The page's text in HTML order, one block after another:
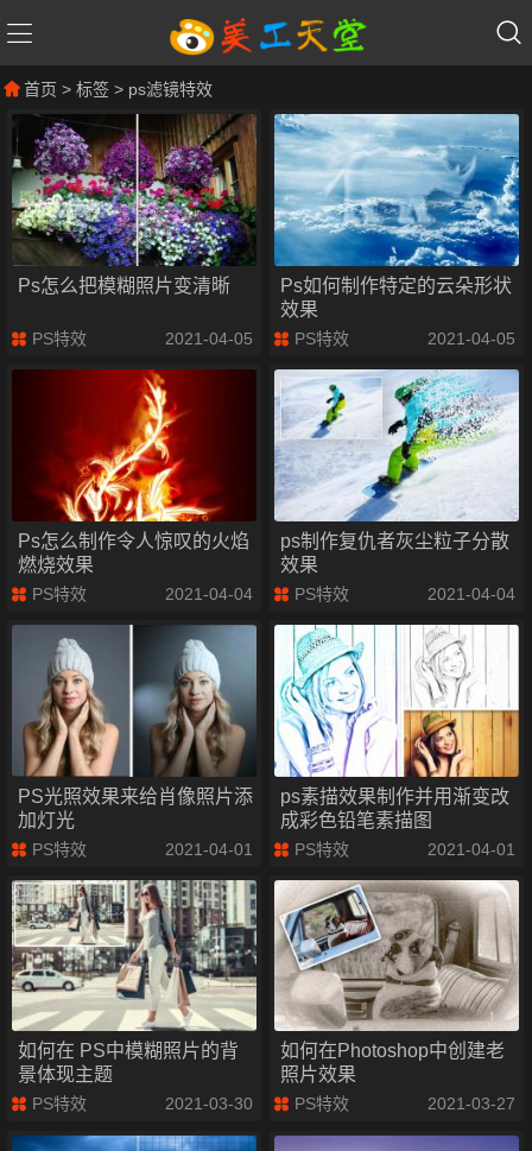
首页 > 标签 > ps滤镜特效
Ps怎么把模糊照片变清晰
2021-04-05
PS特效
Ps如何制作特定的云朵形状
效果
2021-04-05
PS特效
Ps怎么制作令人惊叹的火焰
燃烧效果
2021-04-04
PS特效
ps制作复仇者灰尘粒子分散
效果
2021-04-04
PS特效
PS光照效果来给肖像照片添
加灯光
2021-04-01
PS特效
ps素描效果制作并用渐变改
成彩色铅笔素描图
2021-04-01
PS特效
如何在 PS中模糊照片的背
景体现主题
2021-03-30
PS特效
如何在Photoshop中创建老
照片效果
2021-03-27
PS特效